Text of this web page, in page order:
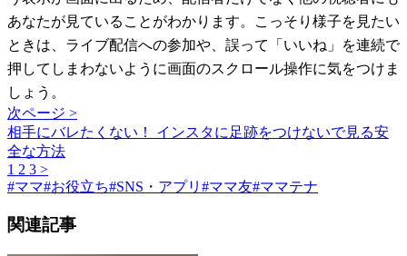
あなたが見ていることがわかります。こっそり様子を見たい
ときは、ライブ配信への参加や、誤って「いいね」を連続で
押してしまわないように画面のスクロール操作に気をつけま
しょう。
次ページ >
相手にバレたくない！ インスタに足跡をつけないで見る安
全な方法
1 2 3 >
#ママ#お役立ち#SNS・アプリ #ママ友#ママテナ
関連記事